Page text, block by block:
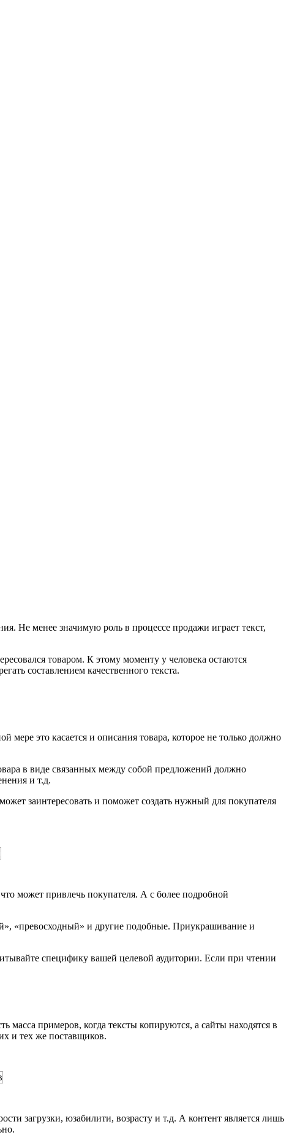
Не менее значимую роль в процессе продажи играет текст,
товаром. К этому моменту у человека остаются
составлением качественного текста.
это касается и описания товара, которое не только должно
в виде связанных между собой предложений должно
и т.д.
заинтересовать и поможет создать нужный для покупателя
может привлечь покупателя. А с более подробной
«превосходный» и другие подобные. Приукрашивание и
специфику вашей целевой аудитории. Если при чтении
масса примеров, когда тексты копируются, а сайты находятся в
и тех же поставщиков.
загрузки, юзабилити, возрасту и т.д. А контент является лишь